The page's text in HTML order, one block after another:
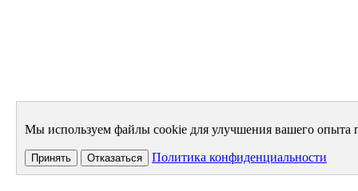
Мы используем файлы cookie для улучшения вашего опыта
Принять Отказаться Политика конфиденциальности